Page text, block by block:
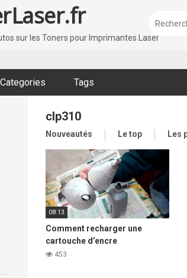
sur les Toners pour Imprimantes Laser
Categories Tags
clp310
Nouveautés Le top Les
08:13
Comment recharger une
cartouche d’encre
d’imprimante laser Samsung
453